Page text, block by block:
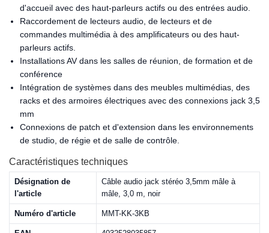
d'accueil avec des haut-parleurs actifs ou des entrées audio.
Raccordement de lecteurs audio, de lecteurs et de
commandes multimédia à des amplificateurs ou des haut-
parleurs actifs.
Installations AV dans les salles de réunion, de formation et de
conférence
Intégration de systèmes dans des meubles multimédias, des
racks et des armoires électriques avec des connexions jack 3,5
mm
Connexions de patch et d'extension dans les environnements
de studio, de régie et de salle de contrôle.
Caractéristiques techniques
Désignation de
l'article
Câble audio jack stéréo 3,5mm mâle à
mâle, 3,0 m, noir
Numéro d'article MMT-KK-3KB